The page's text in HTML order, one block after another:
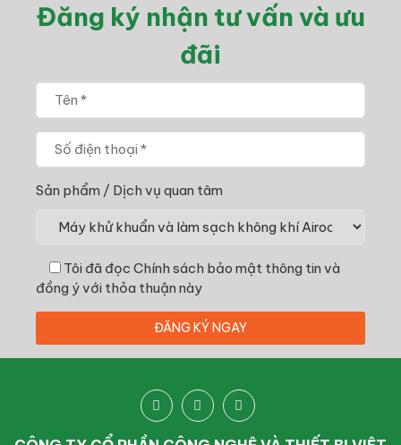
Đăng ký nhận tư vấn và ưu
đãi
Sản phẩm / Dịch vụ quan tâm
Tôi đã đọc Chính sách bảo mật thông tin và
đồng ý với thỏa thuận này